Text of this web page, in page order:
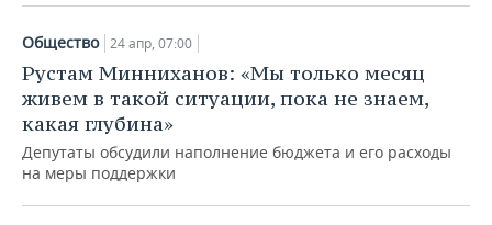
Общество 24 апр, 07:00
Рустам Минниханов: «Мы только месяц
живем в такой ситуации, пока не знаем,
какая глубина»
Депутаты обсудили наполнение бюджета и его расходы
на меры поддержки